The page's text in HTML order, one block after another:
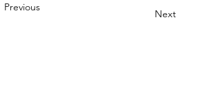
Previous
Next